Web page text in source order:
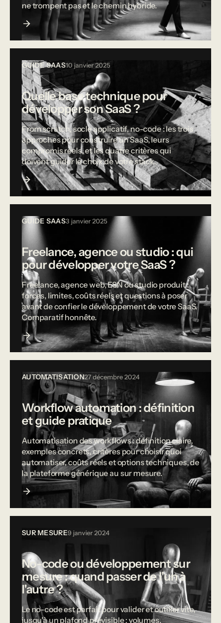
ne trompent pas et le chemin hybride.
GUIDE SAAS10 janvier 2025
Quelle base technique pour
développer son SaaS ?
From scratch, socle applicatif, no-code : les trois
approches pour construire un SaaS, leurs
compromis réels, et les quatre critères qui
doivent guider le choix de votre stack.
GUIDE SAAS3 janvier 2025
Freelance, agence ou studio : qui
pour développer votre SaaS ?
Freelance, agence web, ESN ou studio produit :
forces, limites, coûts réels et questions à poser
avant de confier le développement de votre SaaS.
Comparatif honnête.
AUTOMATISATION27 décembre 2024
Workflow automation : définition
et guide pratique
Automatisation des workflows : définition claire,
exemples concrets, critères pour choisir quoi
automatiser, coûts réels et options techniques, de
la plateforme générique au sur mesure.
SUR MESURE9 janvier 2024
No-code ou développement sur
mesure : quand passer de l'un à
l'autre ?
Le no-code est parfait pour valider et outiller vite,
jusqu'à un plafond prévisible : volumes,